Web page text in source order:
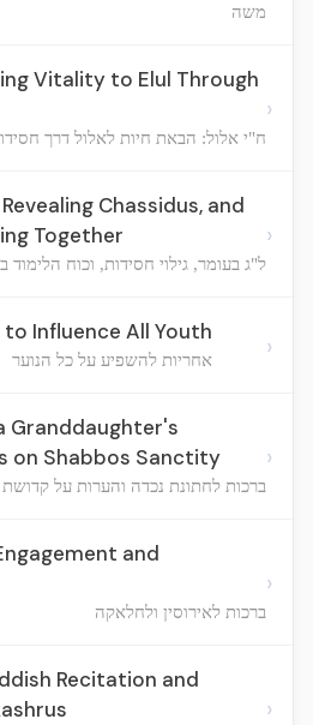
משה
Vitality to Elul Through
ח"י אלול: הבאת חיות לאלול דרך
›
Chassidus, and
Together
ל"ג בעומר, גילוי חסידות, וכוח הלימוד
›
Influence All Youth
אחריות להשפיע על כל הנוער ›
Granddaughter's
on Shabbos Sanctity
ברכות לחתונת נכדה והערות על
›
and
ברכות לאירוסין ולחלאקה
›
Recitation and
›